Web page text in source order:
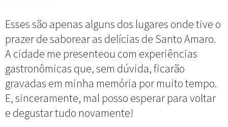
Esses são apenas alguns dos lugares onde tive o
prazer de saborear as delícias de Santo Amaro.
A cidade me presenteou com experiências
gastronômicas que, sem dúvida, ficarão
gravadas em minha memória por muito tempo.
E, sinceramente, mal posso esperar para voltar
e degustar tudo novamente!